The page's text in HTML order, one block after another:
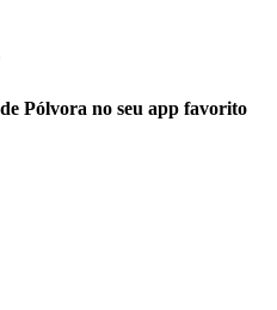
Pólvora no seu app favorito